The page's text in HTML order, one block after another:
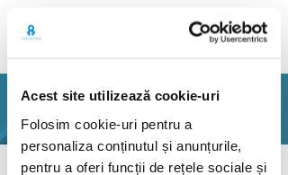
Acest site utilizează cookie-uri
Folosim cookie-uri pentru a
personaliza conținutul și anunțurile,
pentru a oferi funcții de rețele sociale și
PORTFOLIO
Back